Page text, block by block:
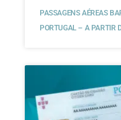
PASSAGENS AÉREAS
PORTUGAL – A PARTIR